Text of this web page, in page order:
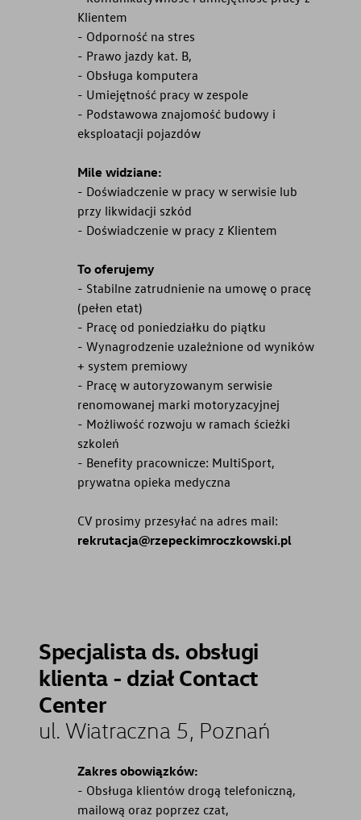
Klientem
- Odporność na stres
- Prawo jazdy kat. B,
- Obsługa komputera
- Umiejętność pracy w zespole
- Podstawowa znajomość budowy i
eksploatacji pojazdów
Mile widziane:
- Doświadczenie w pracy w serwisie lub
przy likwidacji szkód
- Doświadczenie w pracy z Klientem
To oferujemy
- Stabilne zatrudnienie na umowę o pracę
(pełen etat)
- Pracę od poniedziałku do piątku
- Wynagrodzenie uzależnione od wyników
+ system premiowy
- Pracę w autoryzowanym serwisie
renomowanej marki motoryzacyjnej
- Możliwość rozwoju w ramach ścieżki
szkoleń
- Benefity pracownicze: MultiSport,
prywatna opieka medyczna
CV prosimy przesyłać na adres mail:
rekrutacja@rzepeckimroczkowski.pl
Specjalista ds. obsługi
klienta - dział Contact
Center
ul. Wiatraczna 5, Poznań
Zakres obowiązków:
- Obsługa klientów drogą telefoniczną,
mailową oraz poprzez czat,